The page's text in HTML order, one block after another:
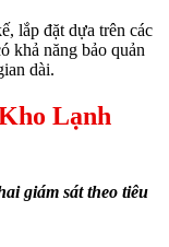
lắp đặt dựa trên các
khả năng bảo quản
dài.
Lạnh
giám sát theo tiêu